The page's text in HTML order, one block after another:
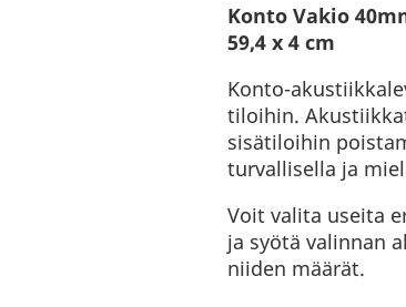
Konto Vakio
59,4 x 4 cm
Konto-
tiloihin.
sisätiloihin
turvallisella ja
Voit valita useita
ja syötä valinnan
niiden määrät.